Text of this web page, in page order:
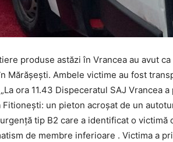
produse astăzi în Vrancea au avut
Mărășești. Ambele victime au fost
ora 11.43 Dispeceratul SAJ Vrancea
un pieton acroșat de un
tip B2 care a identificat o victimă
de membre inferioare . Victima a